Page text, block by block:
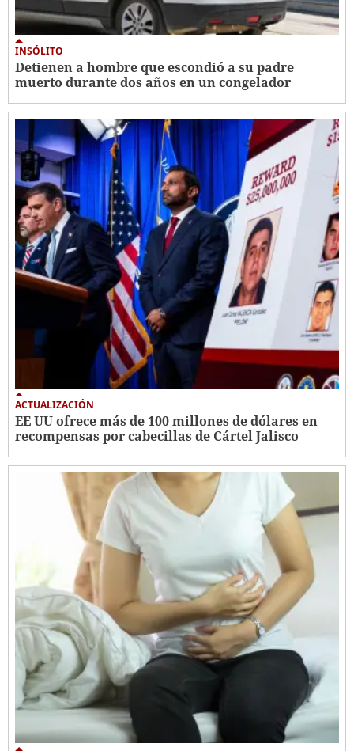
INSÓLITO
Detienen a hombre que escondió a su padre
muerto durante dos años en un congelador
ACTUALIZACIÓN
EE UU ofrece más de 100 millones de dólares en
recompensas por cabecillas de Cártel Jalisco